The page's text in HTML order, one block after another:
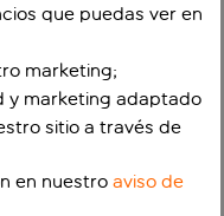
que puedas ver en
marketing;
y marketing adaptado
sitio a través de
en nuestroaviso de